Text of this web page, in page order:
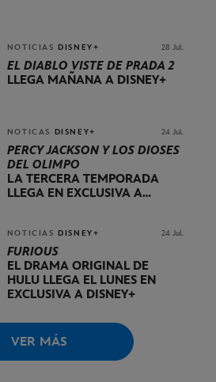
NOTICIAS DISNEY+ 28 Jul.
EL DIABLO VISTE DE PRADA 2
LLEGA MAÑANA A DISNEY+
NOTICAS DISNEY+ 24 Jul.
PERCY JACKSON Y LOS DIOSES
DEL OLIMPO
LA TERCERA TEMPORADA
LLEGA EN EXCLUSIVA A
NOTICIAS DISNEY+ 24 Jul.
FURIOUS
EL DRAMA ORIGINAL DE
HULU LLEGA EL LUNES EN
EXCLUSIVA A DISNEY+
VER MÁS